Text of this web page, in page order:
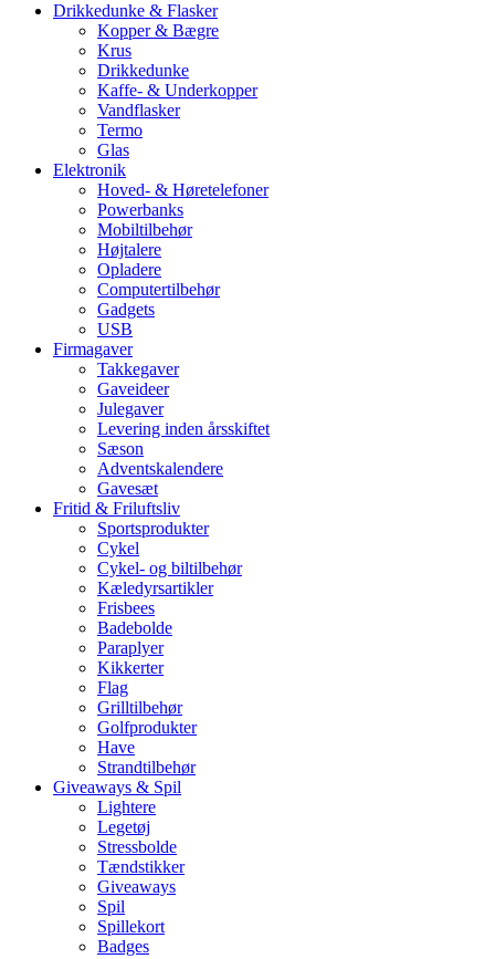
Drikkedunke & Flasker
Kopper & Bægre
Krus
Drikkedunke
Kaffe- & Underkopper
Vandflasker
Termo
Glas
Elektronik
Hoved- & Høretelefoner
Powerbanks
Mobiltilbehør
Højtalere
Opladere
Computertilbehør
Gadgets
USB
Firmagaver
Takkegaver
Gaveideer
Julegaver
Levering inden årsskiftet
Sæson
Adventskalendere
Gavesæt
Fritid & Friluftsliv
Sportsprodukter
Cykel
Cykel- og biltilbehør
Kæledyrsartikler
Frisbees
Badebolde
Paraplyer
Kikkerter
Flag
Grilltilbehør
Golfprodukter
Have
Strandtilbehør
Giveaways & Spil
Lightere
Legetøj
Stressbolde
Tændstikker
Giveaways
Spil
Spillekort
Badges